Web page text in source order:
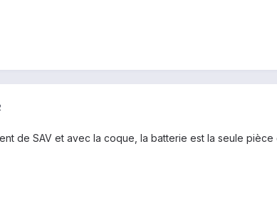
de SAV et avec la coque, la batterie est la seule